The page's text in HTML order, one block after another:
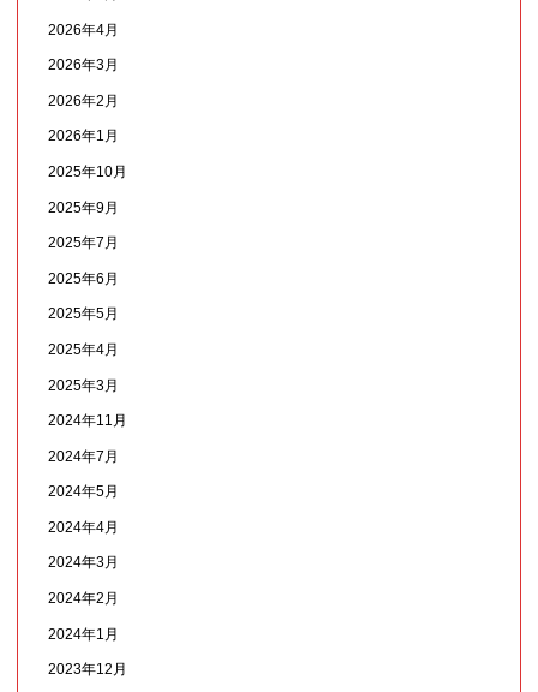
2026年4月
2026年3月
2026年2月
2026年1月
2025年10月
2025年9月
2025年7月
2025年6月
2025年5月
2025年4月
2025年3月
2024年11月
2024年7月
2024年5月
2024年4月
2024年3月
2024年2月
2024年1月
2023年12月